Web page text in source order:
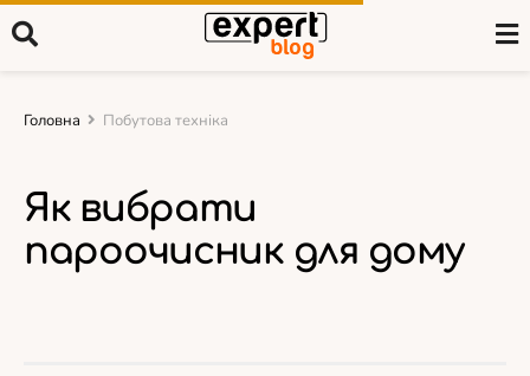
Головна Побутова техніка
Як вибрати
пароочисник для дому